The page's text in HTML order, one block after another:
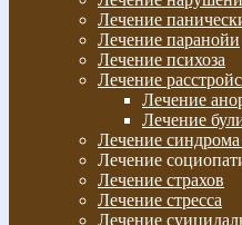
Лечение
Лечение паранойи
Лечение психоза
Лечение
Лечение
Лечение
Лечение синдрома
Лечение
Лечение страхов
Лечение стресса
Лечение